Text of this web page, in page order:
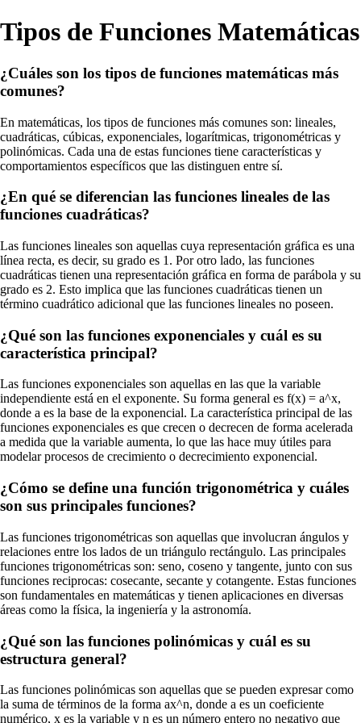
Tipos de Funciones Matemáticas
¿Cuáles son los tipos de funciones matemáticas más
comunes?
En matemáticas, los tipos de funciones más comunes son: lineales,
cuadráticas, cúbicas, exponenciales, logarítmicas, trigonométricas y
polinómicas. Cada una de estas funciones tiene características y
comportamientos específicos que las distinguen entre sí.
¿En qué se diferencian las funciones lineales de las
funciones cuadráticas?
Las funciones lineales son aquellas cuya representación gráfica es una
línea recta, es decir, su grado es 1. Por otro lado, las funciones
cuadráticas tienen una representación gráfica en forma de parábola y su
grado es 2. Esto implica que las funciones cuadráticas tienen un
término cuadrático adicional que las funciones lineales no poseen.
¿Qué son las funciones exponenciales y cuál es su
característica principal?
Las funciones exponenciales son aquellas en las que la variable
independiente está en el exponente. Su forma general es f(x) = a^x,
donde a es la base de la exponencial. La característica principal de las
funciones exponenciales es que crecen o decrecen de forma acelerada
a medida que la variable aumenta, lo que las hace muy útiles para
modelar procesos de crecimiento o decrecimiento exponencial.
¿Cómo se define una función trigonométrica y cuáles
son sus principales funciones?
Las funciones trigonométricas son aquellas que involucran ángulos y
relaciones entre los lados de un triángulo rectángulo. Las principales
funciones trigonométricas son: seno, coseno y tangente, junto con sus
funciones reciprocas: cosecante, secante y cotangente. Estas funciones
son fundamentales en matemáticas y tienen aplicaciones en diversas
áreas como la física, la ingeniería y la astronomía.
¿Qué son las funciones polinómicas y cuál es su
estructura general?
Las funciones polinómicas son aquellas que se pueden expresar como
la suma de términos de la forma ax^n, donde a es un coeficiente
numérico, x es la variable y n es un número entero no negativo que